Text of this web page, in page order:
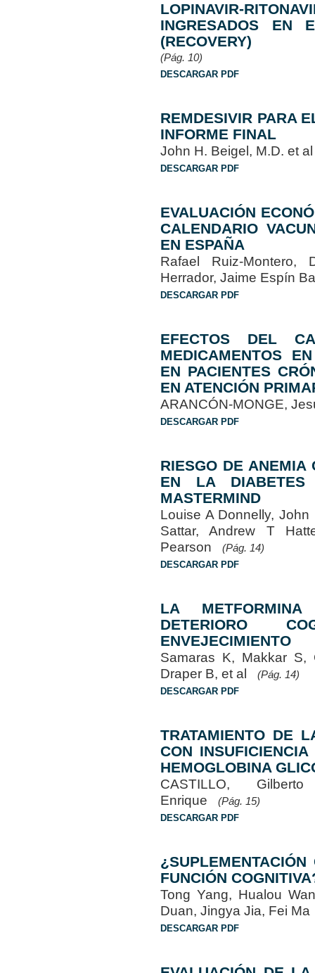
LOPINAVIR-
INGRESADOS EN
(RECOVERY)
(Pág. 10)
DESCARGAR PDF
REMDESIVIR PARA
INFORME FINAL
John H. Beigel, M.D. et
DESCARGAR PDF
EVALUACIÓN
CALENDARIO
EN ESPAÑA
Rafael Ruiz-Montero,
Herrador, Jaime Espín
DESCARGAR PDF
EFECTOS DEL
MEDICAMENTOS
EN PACIENTES
EN ATENCIÓN
ARANCÓN-MONGE,
DESCARGAR PDF
RIESGO DE ANEMIA
EN LA
MASTERMIND
Louise A Donnelly,
Sattar, Andrew T
Pearson
(Pág. 14)
DESCARGAR PDF
LA
DETERIORO
ENVEJECIMIENTO
Samaras K, Makkar S,
Draper B, et al
(Pág. 14)
DESCARGAR PDF
TRATAMIENTO DE
CON
HEMOGLOBINA
CASTILLO, Gilberto
Enrique
(Pág. 15)
DESCARGAR PDF
FUNCIÓN
Tong Yang, Hualou
Duan, Jingya Jia, Fei
DESCARGAR PDF